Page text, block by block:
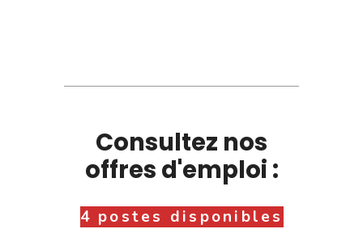
Consultez nos
offres d'emploi :
4 postes disponibles